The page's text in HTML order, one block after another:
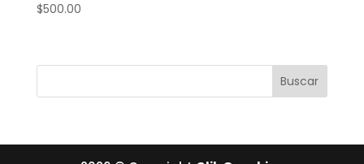
$500.00
Buscar